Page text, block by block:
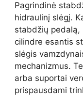
Pagrindinė
hidraulinį slėgį.
stabdžių pedalą,
cilindre esantis
slėgis
mechanizmus.
arba suportai
prispausdami